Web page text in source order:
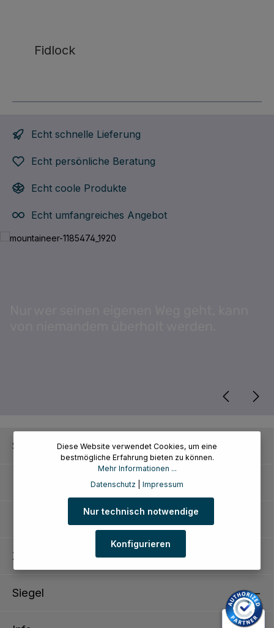
Fidlock
Echt schnelle Lieferung
Echt persönliche Beratung
Echt coole Produkte
Echt umfangreiches Angebot
Bildergalerie überspringen
Service-Hotline
Zahlungsarten
Siegel
Diese Website verwendet Cookies, um eine
bestmögliche Erfahrung bieten zu können.
Mehr Informationen ...
Datenschutz
Impressum
Nur technisch notwendige
Konfigurieren